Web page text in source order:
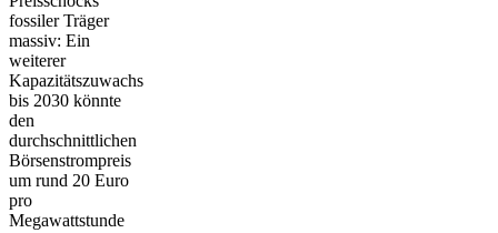
fossiler Träger
massiv: Ein
weiterer
Kapazitätszuwachs
bis 2030 könnte
den
durchschnittlichen
Börsenstrompreis
um rund 20 Euro
pro
Megawattstunde